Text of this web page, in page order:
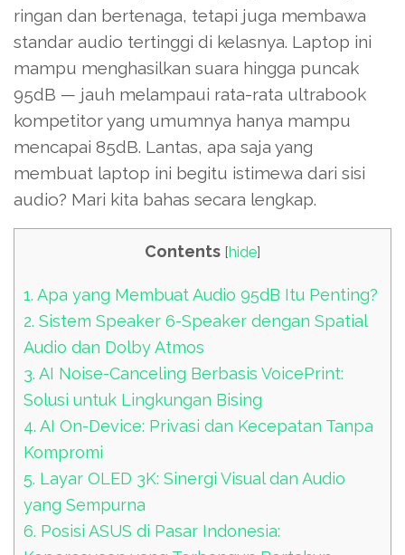
ringan dan bertenaga, tetapi juga membawa
standar audio tertinggi di kelasnya. Laptop ini
mampu menghasilkan suara hingga puncak
95dB — jauh melampaui rata-rata ultrabook
kompetitor yang umumnya hanya mampu
mencapai 85dB. Lantas, apa saja yang
membuat laptop ini begitu istimewa dari sisi
audio? Mari kita bahas secara lengkap.
Contents [hide]
1. Apa yang Membuat Audio 95dB Itu Penting?
2. Sistem Speaker 6-Speaker dengan Spatial
Audio dan Dolby Atmos
3. AI Noise-Canceling Berbasis VoicePrint:
Solusi untuk Lingkungan Bising
4. AI On-Device: Privasi dan Kecepatan Tanpa
Kompromi
5. Layar OLED 3K: Sinergi Visual dan Audio
yang Sempurna
6. Posisi ASUS di Pasar Indonesia: